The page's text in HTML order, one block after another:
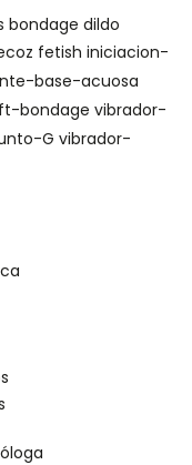
bondage dildo
fetish iniciacion-
base-acuosa
bondage vibrador-
G vibrador-